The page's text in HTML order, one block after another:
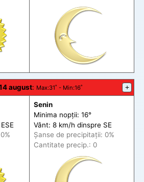
august: Max:31˚ - Min:16˚ +
ESE
Senin
Minima nopții: 16°
Vânt: 8 km/h dinspre SE
Șanse de precipitații: 0%
Cantitate precip.: 0